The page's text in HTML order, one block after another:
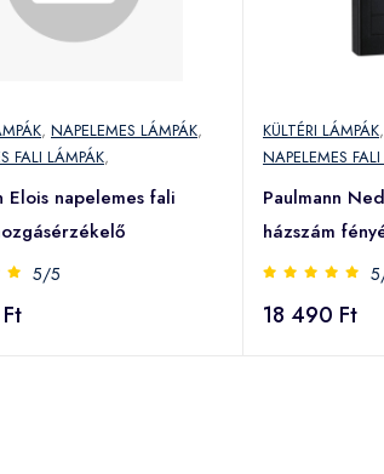
, NAPELEMES LÁMPÁK,
FALI LÁMPÁK,
Elois napelemes fali
5/5
KÜLTÉRI LÁMPÁK,
NAPELEMES
Paulmann
házszám
18 490 Ft